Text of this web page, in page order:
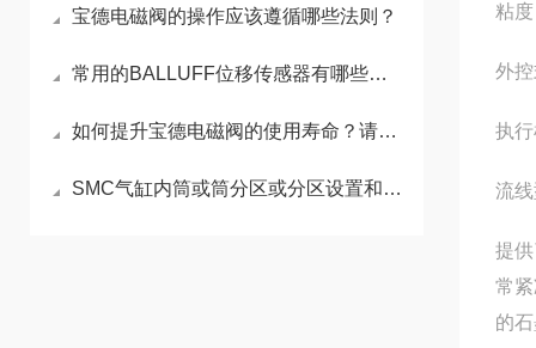
宝德电磁阀的操作应该遵循哪些法则？
常用的BALLUFF位移传感器有哪些以及优缺点
如何提升宝德电磁阀的使用寿命？请往这里看
SMC气缸内筒或筒分区或分区设置和蒸汽信封胀大空隙不合适
粘
外
执
流
提
常
的